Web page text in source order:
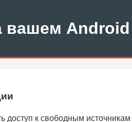
Android
доступ к свободным